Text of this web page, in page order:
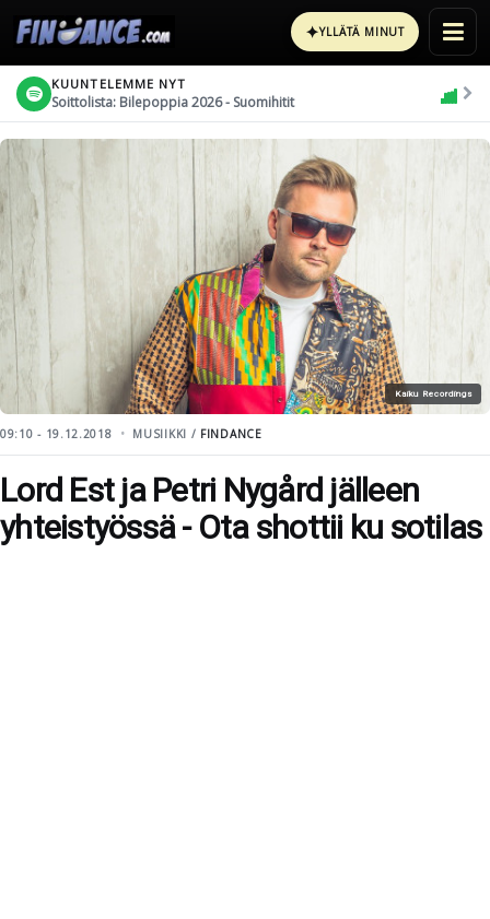
✦YLLÄTÄ MINUT
KUUNTELEMME NYT
Soittolista: Bilepoppia 2026 - Suomihitit
Kaiku Recordings
09:10 - 19.12.2018 MUSIIKKI / FINDANCE
Lord Est ja Petri Nygård jälleen
yhteistyössä - Ota shottii ku sotilas